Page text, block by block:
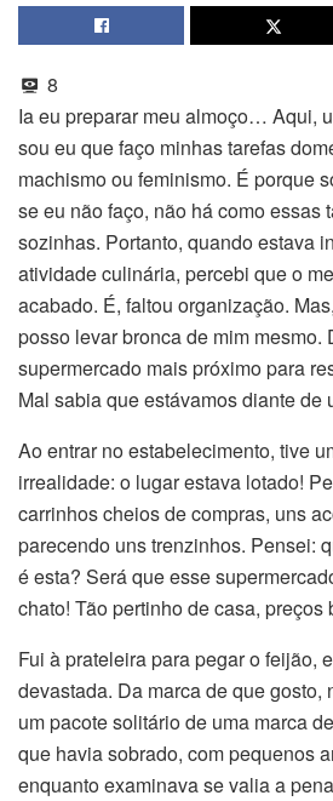
8
Ia eu preparar meu almoço… Aqui,
sou eu que faço minhas tarefas
machismo ou feminismo. É porque
se eu não faço, não há como essas
sozinhas. Portanto, quando estava
atividade culinária, percebi que o
acabado. É, faltou organização.
posso levar bronca de mim mesmo.
supermercado mais próximo para
Mal sabia que estávamos diante de
Ao entrar no estabelecimento, tive
irrealidade: o lugar estava lotado!
carrinhos cheios de compras, uns
parecendo uns trenzinhos. Pensei:
é esta? Será que esse
chato! Tão pertinho de casa, preços
Fui à prateleira para pegar o feijão,
devastada. Da marca de que gosto,
um pacote solitário de uma marca
que havia sobrado, com pequenos
enquanto examinava se valia a